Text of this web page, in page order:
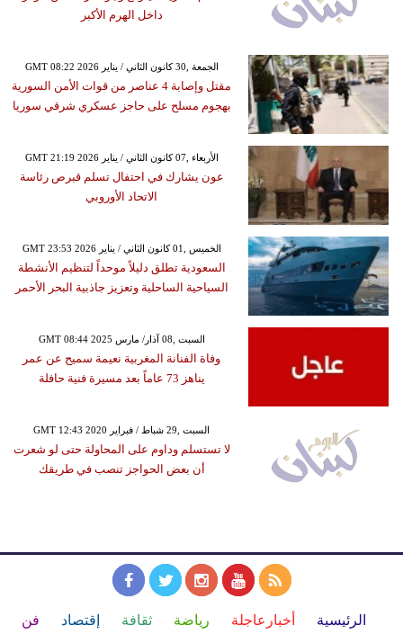
داخل الهرم الأكبر
GMT 08:22 2026 الجمعة ,30 كانون الثاني / يناير
مقتل وإصابة 4 عناصر من قوات الأمن السورية
بهجوم مسلح على حاجز عسكري شرقي سوريا
GMT 21:19 2026 الأربعاء ,07 كانون الثاني / يناير
عون يشارك في احتفال تسلم قبرص رئاسة
الاتحاد الأوروبي
GMT 23:53 2026 الخميس ,01 كانون الثاني / يناير
السعودية تطلق دليلاً موحداً لتنظيم الأنشطة
السياحية الساحلية وتعزيز جاذبية البحر الأحمر
GMT 08:44 2025 السبت ,08 آذار/ مارس
وفاة الفنانة المغربية نعيمة سميح عن عمر
يناهز 73 عاماً بعد مسيرة فنية حافلة
GMT 12:43 2020 السبت ,29 شباط / فبراير
لا تستسلم وداوم على المحاولة حتى لو شعرت
أن بعض الحواجز تنصب في طريقك
الرئيسية أخبارعاجلة رياضة ثقافة إقتصاد فن